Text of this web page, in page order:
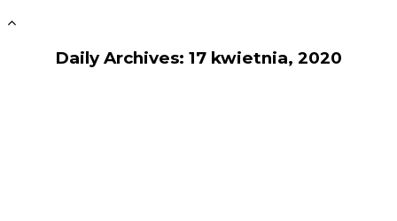
Daily Archives: 17 kwietnia, 2020